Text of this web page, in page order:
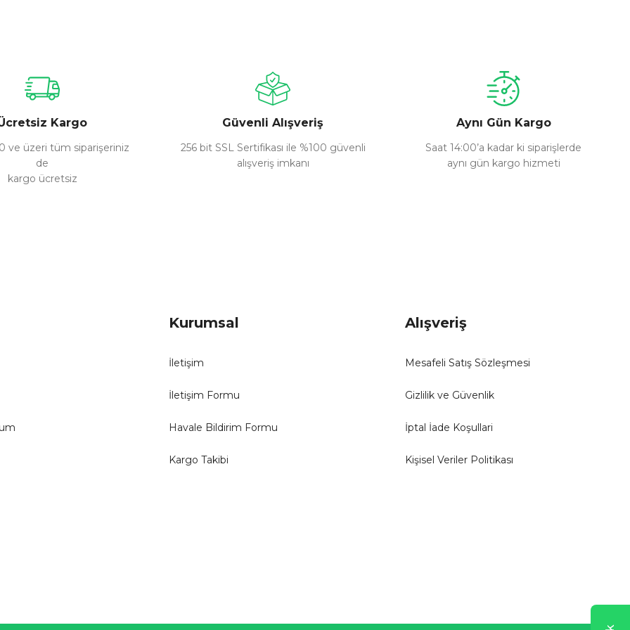
Kargo
ve üzeri tüm siparişeriniz
de
kargo ücretsiz
Güvenli Alışveriş
256 bit SSL Sertifikası ile %100 güvenli
alışveriş imkanı
Aynı Gün Kargo
Saat 14:00’a kadar ki siparişlerde
aynı gün kargo hizmeti
Kurumsal
İletişim
İletişim Formu
Havale Bildirim Formu
Kargo Takibi
Alışveriş
Mesafeli Satış Sözleşmesi
Gizlilik ve Güvenlik
İptal İade Koşullari
Kişisel Veriler Politikası